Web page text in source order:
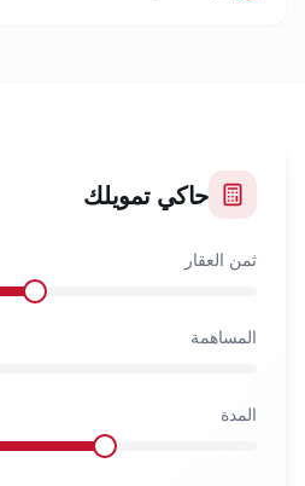
حاكي تمويلك
ثمن العقار
المساهمة
المدة